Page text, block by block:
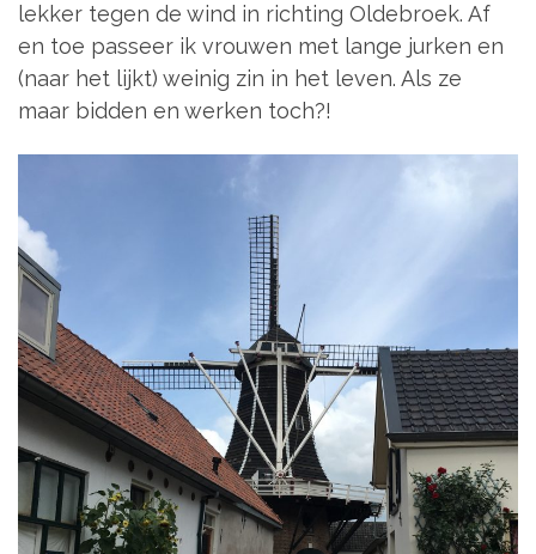
lekker tegen de wind in richting Oldebroek. Af
en toe passeer ik vrouwen met lange jurken en
(naar het lijkt) weinig zin in het leven. Als ze
maar bidden en werken toch?!